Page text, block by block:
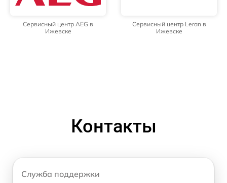
Сервисный центр AEG в
Ижевске
Сервисный центр Leran в
Ижевске
Контакты
Служба поддержки